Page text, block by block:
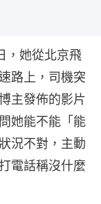
，她從北京飛
路上，司機突
主發佈的影片
她能不能「能
況不對，主動
電話稱沒什麼